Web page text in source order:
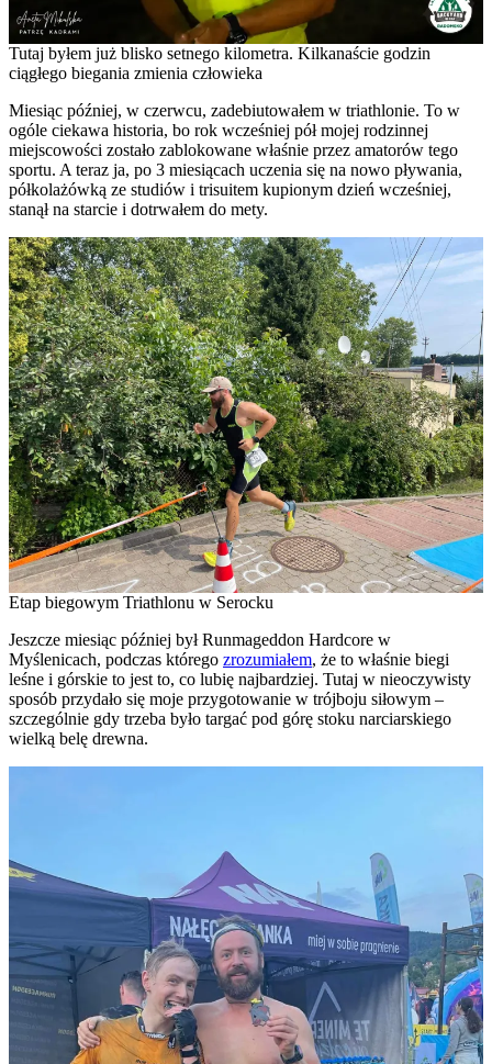
Tutaj byłem już blisko setnego kilometra. Kilkanaście godzin
ciągłego biegania zmienia człowieka
Miesiąc później, w czerwcu, zadebiutowałem w triathlonie. To w
ogóle ciekawa historia, bo rok wcześniej pół mojej rodzinnej
miejscowości zostało zablokowane właśnie przez amatorów tego
sportu. A teraz ja, po 3 miesiącach uczenia się na nowo pływania,
półkolażówką ze studiów i trisuitem kupionym dzień wcześniej,
stanął na starcie i dotrwałem do mety.
Etap biegowym Triathlonu w Serocku
Jeszcze miesiąc później był Runmageddon Hardcore w
Myślenicach, podczas którego zrozumiałem, że to właśnie biegi
leśne i górskie to jest to, co lubię najbardziej. Tutaj w nieoczywisty
sposób przydało się moje przygotowanie w trójboju siłowym –
szczególnie gdy trzeba było targać pod górę stoku narciarskiego
wielką belę drewna.